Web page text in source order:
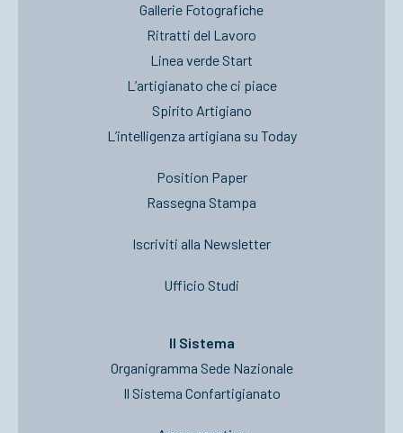
Gallerie Fotografiche
Ritratti del Lavoro
Linea verde Start
L’artigianato che ci piace
Spirito Artigiano
L’intelligenza artigiana su Today
Position Paper
Rassegna Stampa
Iscriviti alla Newsletter
Ufficio Studi
Il Sistema
Organigramma Sede Nazionale
Il Sistema Confartigianato